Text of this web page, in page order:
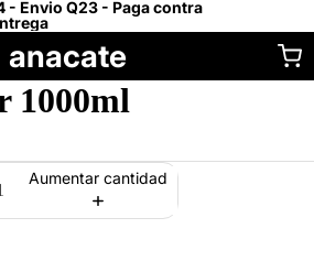
- Envio Q23 - Paga contra
anacate
1000ml
Aumentar cantidad